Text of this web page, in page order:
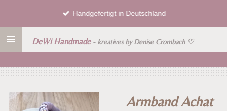
DeWi Handmade - kreatives by Denise Crombach ♡
Handgefertigt in Deutschland
Armband Achat